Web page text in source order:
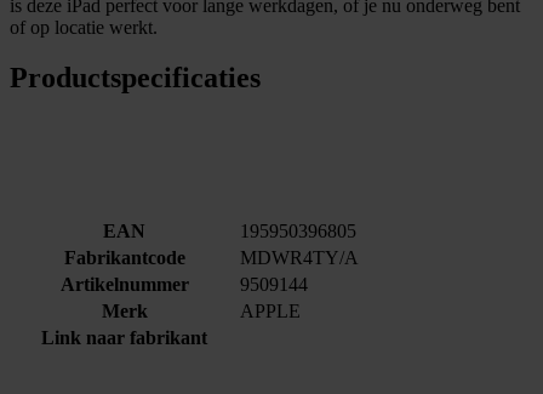
is deze iPad perfect voor lange werkdagen, of je nu onderweg bent
of op locatie werkt.
Productspecificaties
EAN
195950396805
Fabrikantcode
MDWR4TY/A
Artikelnummer
9509144
Merk
APPLE
Link naar fabrikant